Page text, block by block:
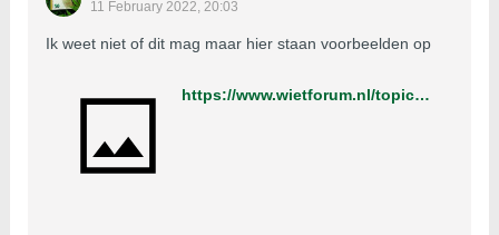
11 February 2022, 20:03
Ik weet niet of dit mag maar hier staan voorbeelden op
https://www.wietforum.nl/topic/36076-koolstoffilter/